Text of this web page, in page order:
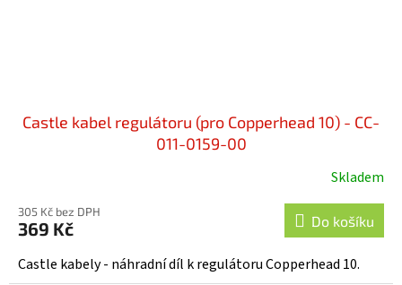
Castle kabel regulátoru (pro Copperhead 10) - CC-
011-0159-00
Skladem
305 Kč bez DPH
369 Kč Do košíku
Castle kabely - náhradní díl k regulátoru Copperhead 10.